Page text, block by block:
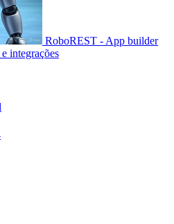
RoboREST - App builder
integrações